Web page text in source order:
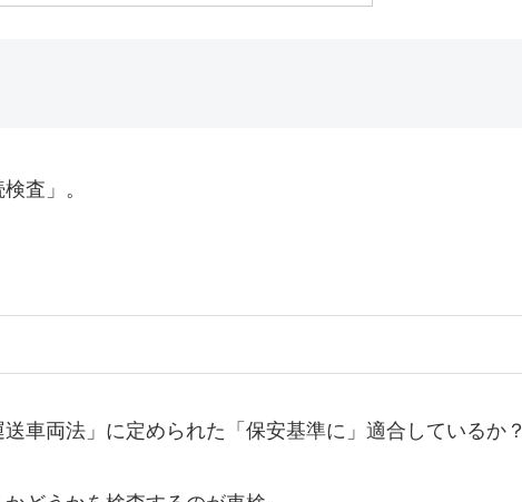
査」。
車両法」に定められた「保安基準に」適合しているか？